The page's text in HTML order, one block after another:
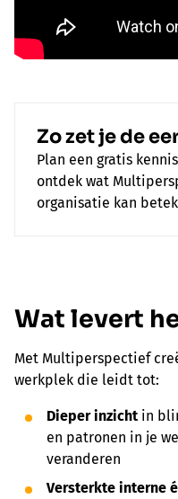
Zo zet je de
Plan een gratis
ontdek wat
organisatie kan
Wat levert
Met Multiperspectief
werkplek die leidt tot:
Dieper inzicht in
en patronen in je
veranderen
Versterkte interne